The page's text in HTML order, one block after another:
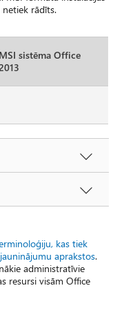
netiek rādīts.
MSI sistēma Office
kas tiek
aprakstos.
administratīvie
resursi visām Office